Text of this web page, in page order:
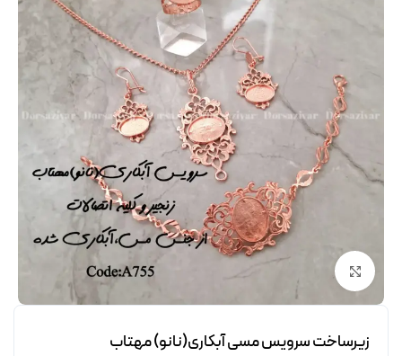
برای بزرگنمایی کلیک کنید
زیرساخت سرویس مسی آبکاری(نانو) مهتاب